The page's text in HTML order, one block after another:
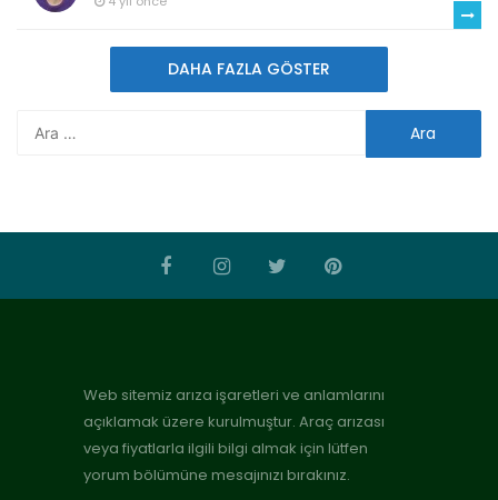
DAHA FAZLA GÖSTER
Web sitemiz arıza işaretleri ve anlamlarını
açıklamak üzere kurulmuştur. Araç arızası
veya fiyatlarla ilgili bilgi almak için lütfen
yorum bölümüne mesajınızı bırakınız.